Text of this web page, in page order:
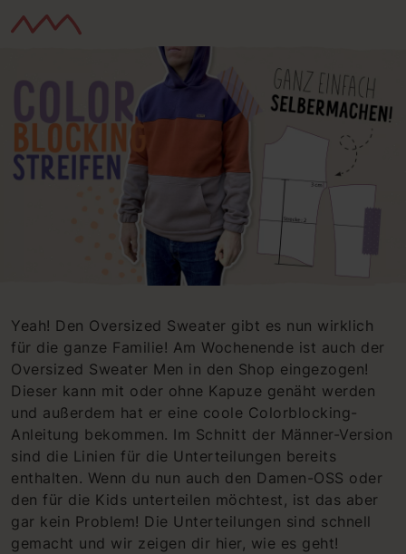
Yeah! Den Oversized Sweater gibt es nun wirklich
für die ganze Familie! Am Wochenende ist auch der
Oversized Sweater Men in den Shop eingezogen!
Dieser kann mit oder ohne Kapuze genäht werden
und außerdem hat er eine coole Colorblocking-
Anleitung bekommen. Im Schnitt der Männer-Version
sind die Linien für die Unterteilungen bereits
enthalten. Wenn du nun auch den Damen-OSS oder
den für die Kids unterteilen möchtest, ist das aber
gar kein Problem! Die Unterteilungen sind schnell
gemacht und wir zeigen dir hier, wie es geht!